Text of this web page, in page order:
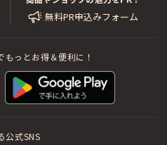
無料PR申込みフォーム
もっとお得＆便利に！
公式SNS